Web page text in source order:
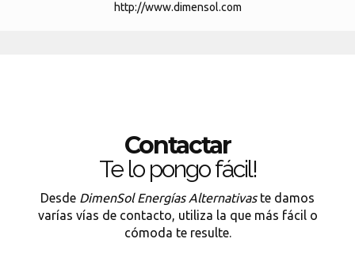
http://www.dimensol.com
Contactar
Te lo pongo fácil!
Desde DimenSol Energías Alternativaste damos
varías vías de contacto, utiliza la que más fácil o
cómoda te resulte.